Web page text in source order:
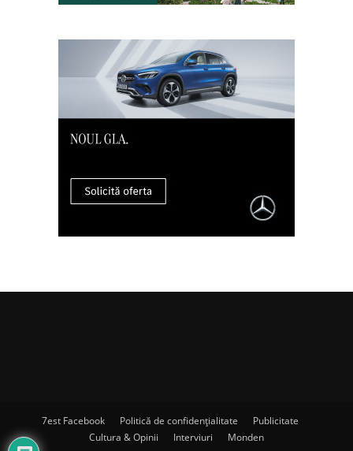
7est Facebook Politică de confidențialitate
Publicitate
Cultura & Opinii
Interviuri Monden